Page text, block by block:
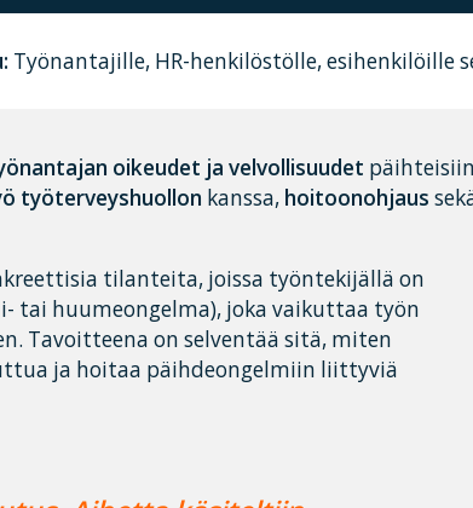
Työnantajille, HR-henkilöstölle,
oikeudet ja velvollisuudet päihteisiin
työterveyshuollon kanssa, hoitoonohjaus
tilanteita, joissa työntekijällä on
tai huumeongelma), joka vaikuttaa työn
Tavoitteena on selventää sitä, miten
ja hoitaa päihdeongelmiin liittyviä